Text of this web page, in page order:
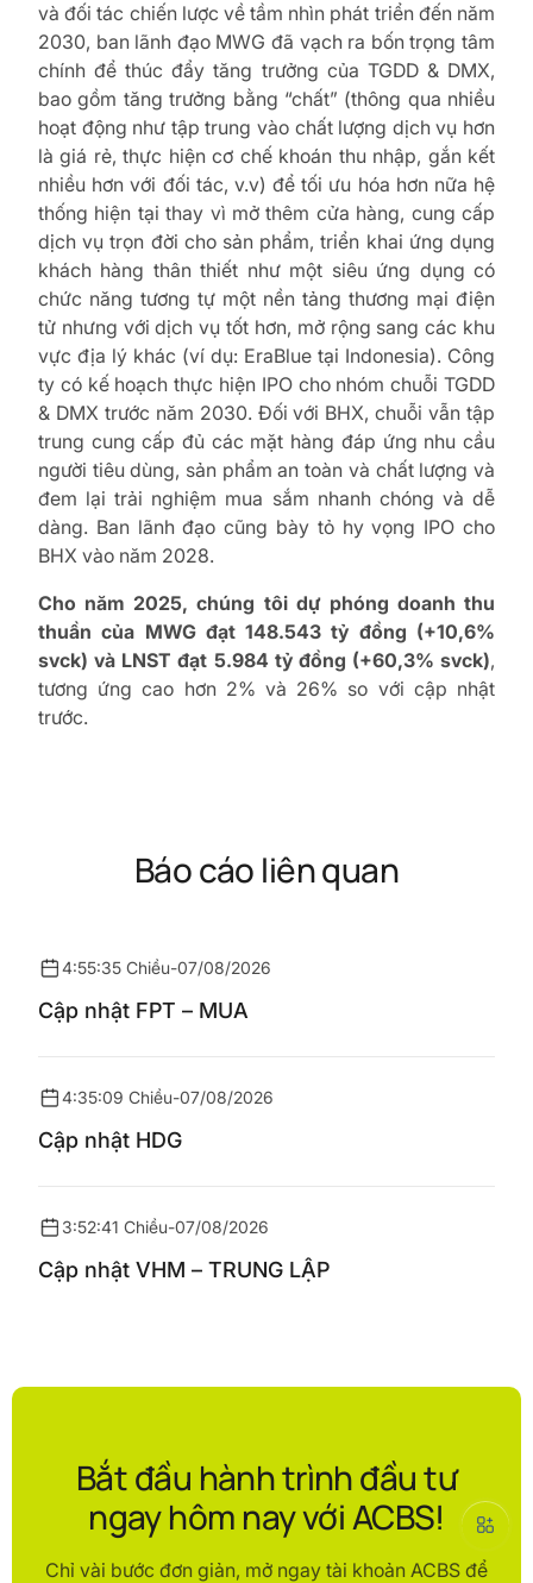
và đối tác chiến lược về tầm nhìn phát triển đến năm
2030, ban lãnh đạo MWG đã vạch ra bốn trọng tâm
chính để thúc đẩy tăng trưởng của TGDD & DMX,
bao gồm tăng trưởng bằng “chất” (thông qua nhiều
hoạt động như tập trung vào chất lượng dịch vụ hơn
là giá rẻ, thực hiện cơ chế khoán thu nhập, gắn kết
nhiều hơn với đối tác, v.v) để tối ưu hóa hơn nữa hệ
thống hiện tại thay vì mở thêm cửa hàng, cung cấp
dịch vụ trọn đời cho sản phẩm, triển khai ứng dụng
khách hàng thân thiết như một siêu ứng dụng có
chức năng tương tự một nền tảng thương mại điện
tử nhưng với dịch vụ tốt hơn, mở rộng sang các khu
vực địa lý khác (ví dụ: EraBlue tại Indonesia). Công
ty có kế hoạch thực hiện IPO cho nhóm chuỗi TGDD
& DMX trước năm 2030. Đối với BHX, chuỗi vẫn tập
trung cung cấp đủ các mặt hàng đáp ứng nhu cầu
người tiêu dùng, sản phẩm an toàn và chất lượng và
đem lại trải nghiệm mua sắm nhanh chóng và dễ
dàng. Ban lãnh đạo cũng bày tỏ hy vọng IPO cho
BHX vào năm 2028.
Cho năm 2025, chúng tôi dự phóng doanh thu
thuần của MWG đạt 148.543 tỷ đồng (+10,6%
svck) và LNST đạt 5.984 tỷ đồng (+60,3% svck),
tương ứng cao hơn 2% và 26% so với cập nhật
trước.
Báo cáo liên quan
4:55:35 Chiều-07/08/2026
Cập nhật FPT – MUA
4:35:09 Chiều-07/08/2026
Cập nhật HDG
3:52:41 Chiều-07/08/2026
Cập nhật VHM – TRUNG LẬP
Bắt đầu hành trình đầu tư
ngay hôm nay với ACBS!
Chỉ vài bước đơn giản, mở ngay tài khoản ACBS để